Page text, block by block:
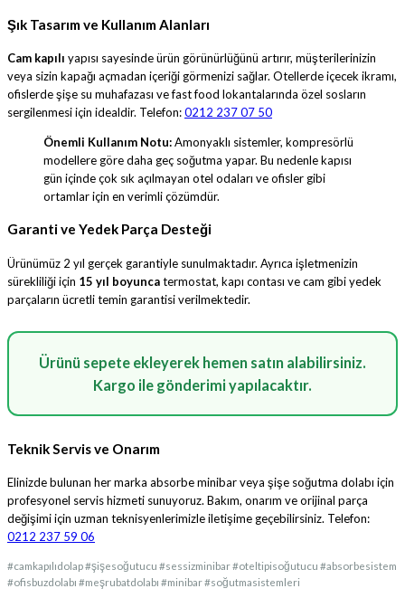
Şık Tasarım ve Kullanım Alanları
Cam kapılı yapısı sayesinde ürün görünürlüğünü artırır, müşterilerinizin
veya sizin kapağı açmadan içeriği görmenizi sağlar. Otellerde içecek ikramı,
ofislerde şişe su muhafazası ve fast food lokantalarında özel sosların
sergilenmesi için idealdir. Telefon:0212 237 07 50
Önemli Kullanım Notu:Amonyaklı sistemler, kompresörlü
modellere göre daha geç soğutma yapar. Bu nedenle kapısı
gün içinde çok sık açılmayan otel odaları ve ofisler gibi
ortamlar için en verimli çözümdür.
Garanti ve Yedek Parça Desteği
Ürünümüz 2 yıl gerçek garantiyle sunulmaktadır. Ayrıca işletmenizin
sürekliliği için 15 yıl boyuncatermostat, kapı contası ve cam gibi yedek
parçaların ücretli temin garantisi verilmektedir.
Ürünü sepete ekleyerek hemen satın alabilirsiniz.
Kargo ile gönderimi yapılacaktır.
Teknik Servis ve Onarım
Elinizde bulunan her marka absorbe minibar veya şişe soğutma dolabı için
profesyonel servis hizmeti sunuyoruz. Bakım, onarım ve orijinal parça
değişimi için uzman teknisyenlerimizle iletişime geçebilirsiniz. Telefon:
0212 237 59 06
#camkapılıdolap #şişesoğutucu #sessizminibar #oteltipisoğutucu #absorbesistem
#ofisbuzdolabı #meşrubatdolabı #minibar #soğutmasistemleri